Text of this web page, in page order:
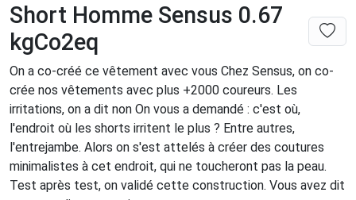
Short Homme Sensus 0.67
kgCo2eq
On a co-créé ce vêtement avec vous Chez Sensus, on co-
crée nos vêtements avec plus +2000 coureurs. Les
irritations, on a dit non On vous a demandé : c'est où,
l'endroit où les shorts irritent le plus ? Entre autres,
l'entrejambe. Alors on s'est attelés à créer des coutures
minimalistes à cet endroit, qui ne toucheront pas la peau.
Test après test, on validé cette construction. Vous avez dit